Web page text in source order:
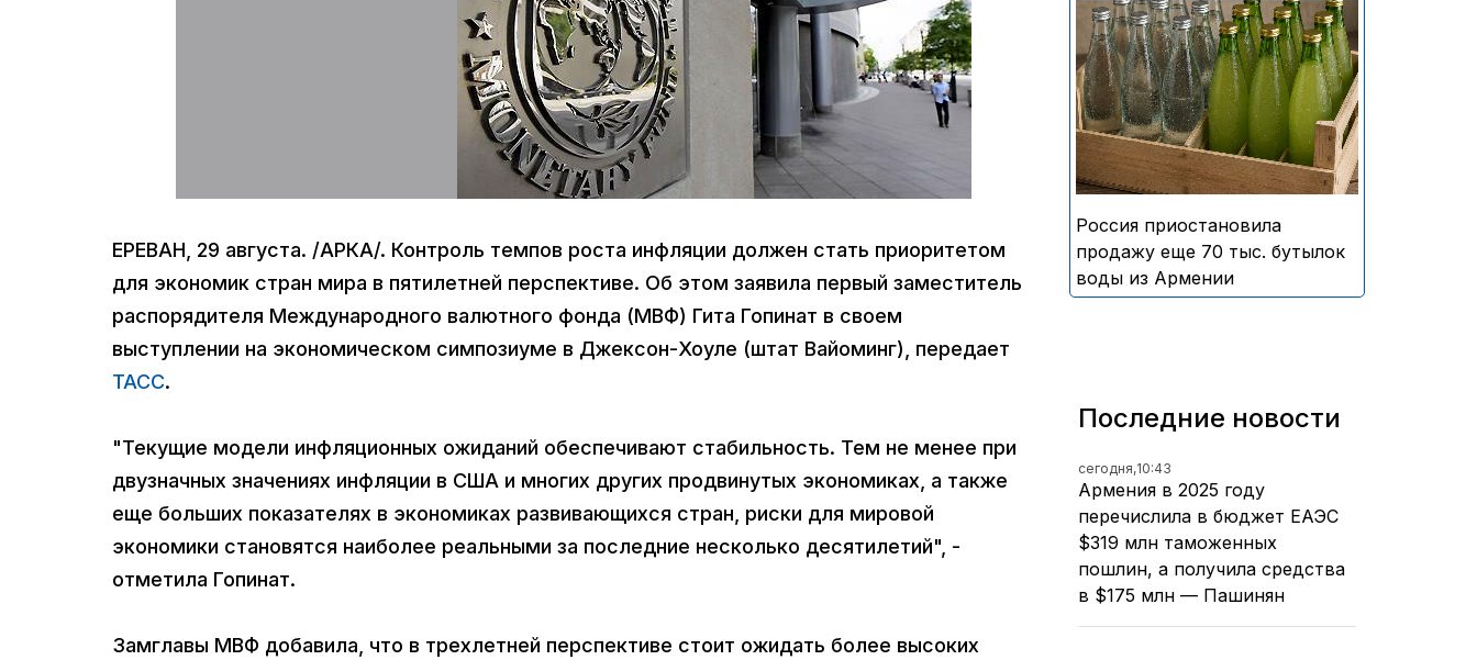
ЕРЕВАН, 29 августа. /АРКА/. Контроль темпов роста инфляции должен стать приоритетом
для экономик стран мира в пятилетней перспективе. Об этом заявила первый заместитель
распорядителя Международного валютного фонда (МВФ) Гита Гопинат в своем
выступлении на экономическом симпозиуме в Джексон-Хоуле (штат Вайоминг), передает
ТАСС.
"Текущие модели инфляционных ожиданий обеспечивают стабильность. Тем не менее при
двузначных значениях инфляции в США и многих других продвинутых экономиках, а также
еще больших показателях в экономиках развивающихся стран, риски для мировой
экономики становятся наиболее реальными за последние несколько десятилетий", -
отметила Гопинат.
Замглавы МВФ добавила, что в трехлетней перспективе стоит ожидать более высоких
В России приостановили
продажу более 70 тыс.
бутылок питьевой воды и
безалкогольных напитков
армянского производства
Россия приостановила
продажу еще 70 тыс. бутылок
воды из Армении
Последние новости
сегодня,10:43
Армения в 2025 году
перечислила в бюджет ЕАЭС
$319 млн таможенных
пошлин, а получила средства
в $175 млн — Пашинян